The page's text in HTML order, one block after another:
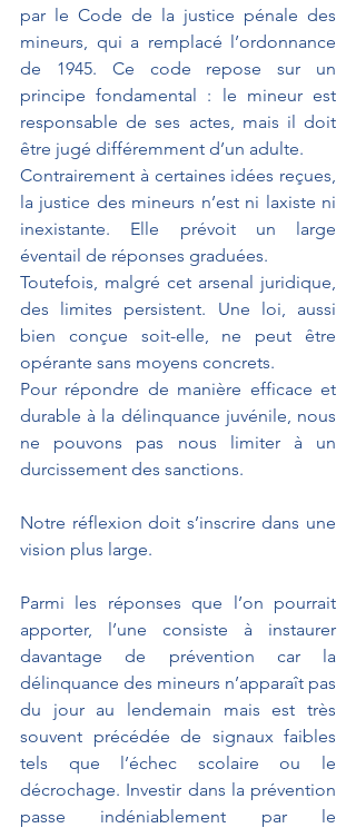
par le Code de la justice pénale des
mineurs, qui a remplacé l’ordonnance
de 1945. Ce code repose sur un
principe fondamental : le mineur est
responsable de ses actes, mais il doit
être jugé différemment d’un adulte.
Contrairement à certaines idées reçues,
la justice des mineurs n’est ni laxiste ni
inexistante. Elle prévoit un large
éventail de réponses graduées.
Toutefois, malgré cet arsenal juridique,
des limites persistent. Une loi, aussi
bien conçue soit-elle, ne peut être
opérante sans moyens concrets.
Pour répondre de manière efficace et
durable à la délinquance juvénile, nous
ne pouvons pas nous limiter à un
durcissement des sanctions.
Notre réflexion doit s’inscrire dans une
vision plus large.
Parmi les réponses que l’on pourrait
apporter, l’une consiste à instaurer
davantage de prévention car la
délinquance des mineurs n’apparaît pas
du jour au lendemain mais est très
souvent précédée de signaux faibles
tels que l’échec scolaire ou le
décrochage. Investir dans la prévention
passe indéniablement par le